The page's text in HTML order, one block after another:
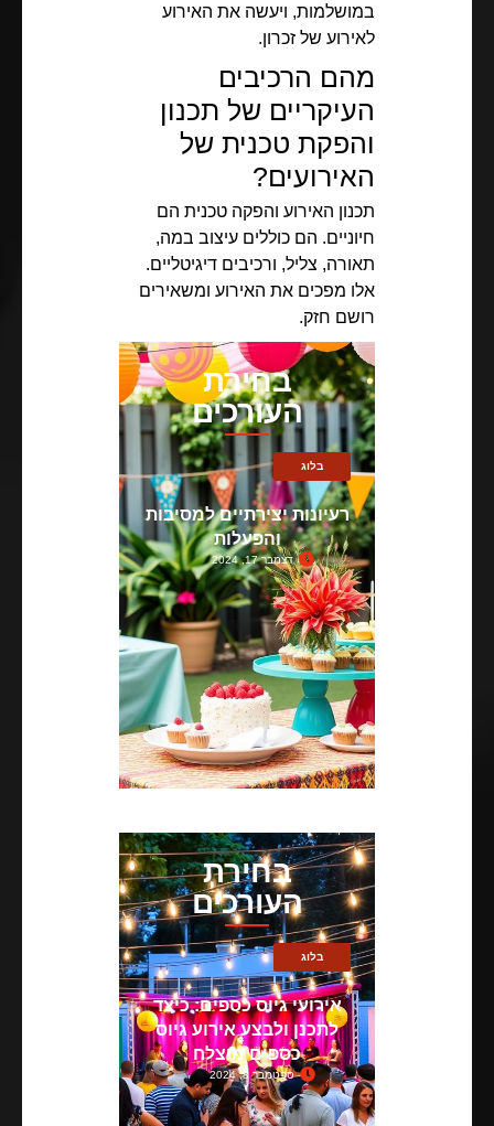
במושלמות, ויעשה את האירוע
לאירוע של זכרון.
מהם הרכיבים
העיקריים של תכנון
והפקת טכנית של
האירועים?
תכנון האירוע והפקה טכנית הם
חיוניים. הם כוללים עיצוב במה,
תאורה, צליל, ורכיבים דיגיטליים.
אלו מפכים את האירוע ומשאירים
רושם חזק.
בחירת
העורכים
בלוג
רעיונות יצירתיים למסיבות
והפעלות
דצמבר 17, 2024
בחירת
העורכים
בלוג
אירועי גיוס כספים: כיצד
לתכנן ולבצע אירוע גיוס
כספים מוצלח
ספטמבר 8, 2024